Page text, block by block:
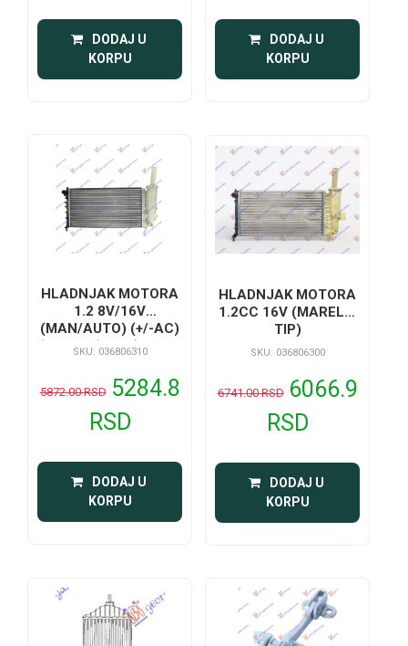
DODAJ U
KORPU
DODAJ U
KORPU
HLADNJAK MOTORA
1.2 8V/16V
(MAN/AUTO) (+/-AC)
(58x31.6) -01 (VALEO
SKU: 036806310
5872.00 RSD 5284.8
RSD
DODAJ U
KORPU
HLADNJAK MOTORA
1.2CC 16V (MARELLI
TIP)
SKU: 036806300
6741.00 RSD 6066.9
RSD
DODAJ U
KORPU